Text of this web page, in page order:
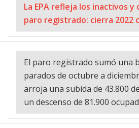
La EPA refleja los inactivos y
paro registrado: cierra 2022
El paro registrado sumó una
parados de octubre a
arroja una subida de 43.800
un descenso de 81.900